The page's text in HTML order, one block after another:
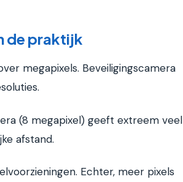
de praktijk
megapixels. Beveiligingscamera
(8 megapixel) geeft extreem veel
afstand.
Echter, meer pixels